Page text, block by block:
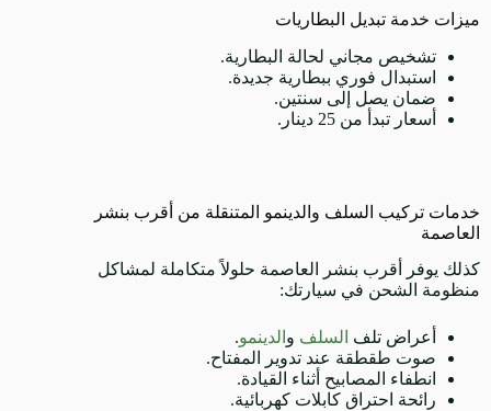
ميزات خدمة تبديل البطاريات
تشخيص مجاني لحالة البطارية.
استبدال فوري ببطارية جديدة.
ضمان يصل إلى سنتين.
أسعار تبدأ من 25 دينار.
خدمات تركيب السلف والدينمو المتنقلة من أقرب بنشر
العاصمة
كذلك يوفر أقرب بنشر العاصمة حلولاً متكاملة لمشاكل
منظومة الشحن في سيارتك:
أعراض تلف السلف و الدينمو.
صوت طقطقة عند تدوير المفتاح.
انطفاء المصابيح أثناء القيادة.
رائحة احتراق كابلات كهربائية.